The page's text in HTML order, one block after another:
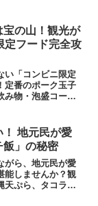
1日遊べる「DMM
音を楽しめるロー
日でも120％沖縄を
10選を紹介。子
天候型ルートも徹
残念」が「雨でよ
す。
の山！観光が
定フード完全攻
い「コンビニ限定
定番のポーク玉子
み物・泡盛コーヒ
ではの食の魅力
します。
地元民が愛
飯」の秘密
がら、地元民が愛
能しませんか？観
天ぷら、タコライ